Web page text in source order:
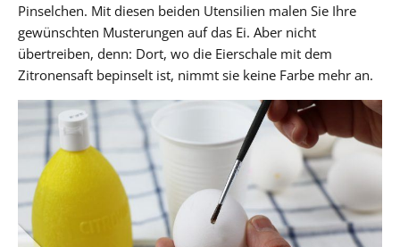
Pinselchen. Mit diesen beiden Utensilien malen Sie Ihre
gewünschten Musterungen auf das Ei. Aber nicht
übertreiben, denn: Dort, wo die Eierschale mit dem
Zitronensaft bepinselt ist, nimmt sie keine Farbe mehr an.